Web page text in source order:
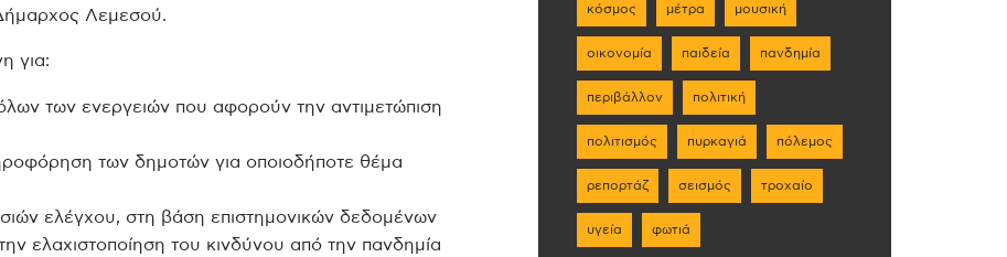
Λεμεσού.
για:
των ενεργειών που αφορούν την αντιμετώπιση
των δημοτών για οποιοδήποτε θέμα
ελέγχου, στη βάση επιστημονικών δεδομένων
ελαχιστοποίηση του κινδύνου από την πανδημία
κόσμος μέτρα μουσική
οικονομία παιδεία πανδημία
περιβάλλον πολιτική
πολιτισμός πυρκαγιά πόλεμος
ρεπορτάζ σεισμός τροχαίο
υγεία φωτιά